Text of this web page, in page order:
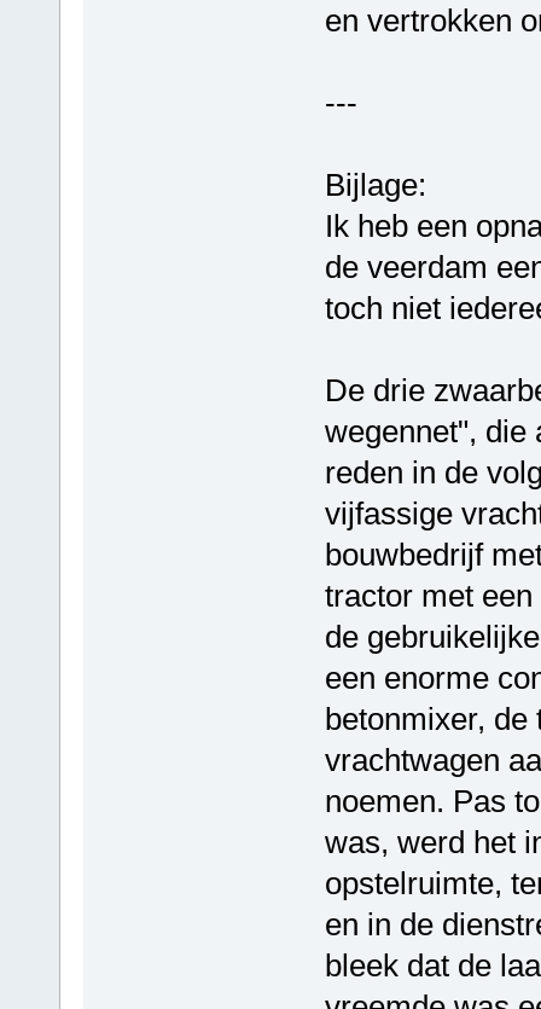
en vertrokken
---
Bijlage:
Ik heb een
de veerdam
toch niet
De drie
wegennet", die
reden in de
vijfassige
bouwbedrijf
tractor met
de
een enorme
betonmixer, de
vrachtwagen
noemen. Pas
was, werd het
opstelruimte,
en in de
bleek dat de